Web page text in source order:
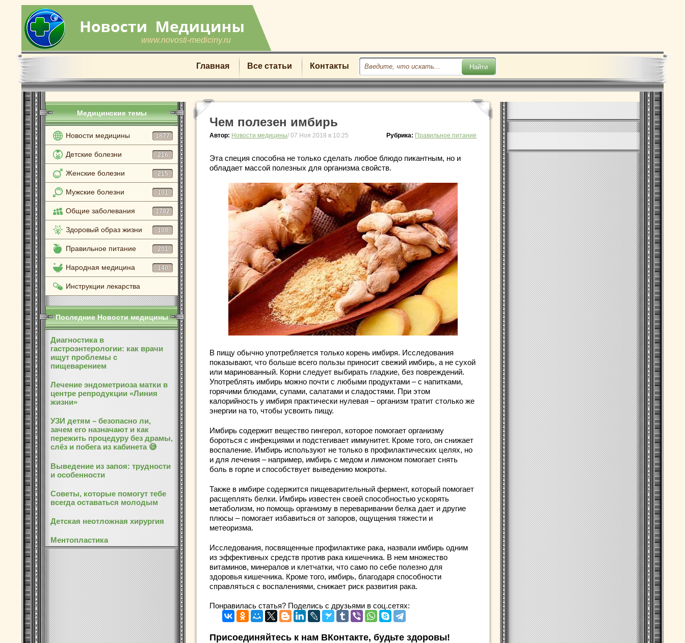
www.novosti-mediciny.ru
Главная Все статьи Контакты
Медицинские темы
Новости медицины 1877
Детские болезни 216
Женские болезни 215
Мужские болезни 101
Общие заболевания 1782
Здоровый образ жизни 108
Правильное питание 201
Народная медицина 140
Инструкции лекарства
Последние Новости медицины
Диагностика в
гастроэнтерологии: как врачи
ищут проблемы с
пищеварением
Лечение эндометриоза матки в
центре репродукции «Линия
жизни»
УЗИ детям – безопасно ли,
зачем его назначают и как
пережить процедуру без драмы,
слёз и побега из кабинета 😅
Выведение из запоя: трудности
и особенности
Советы, которые помогут тебе
всегда оставаться молодым
Детская неотложная хирургия
Ментопластика
Чем полезен имбирь
Автор: Новости медицины/ 07 Ноя 2018 в 10:25 Рубрика: Правильное питание
Эта специя способна не только сделать любое блюдо пикантным, но и
обладает массой полезных для организма свойств.
В пищу обычно употребляется только корень имбиря. Исследования
показывают, что больше всего пользы приносит свежий имбирь, а не сухой
или маринованный. Корни следует выбирать гладкие, без повреждений.
Употреблять имбирь можно почти с любыми продуктами – с напитками,
горячими блюдами, супами, салатами и сладостями. При этом
калорийность у имбиря практически нулевая – организм тратит столько же
энергии на то, чтобы усвоить пищу.
Имбирь содержит вещество гингерол, которое помогает организму
бороться с инфекциями и подстегивает иммунитет. Кроме того, он снижает
воспаление. Имбирь используют не только в профилактических целях, но
и для лечения – например, имбирь с медом и лимоном помогает снять
боль в горле и способствует выведению мокроты.
Также в имбире содержится пищеварительный фермент, который помогает
расщеплять белки. Имбирь известен своей способностью ускорять
метаболизм, но помощь организму в переваривании белка дает и другие
плюсы – помогает избавиться от запоров, ощущения тяжести и
метеоризма.
Исследования, посвященные профилактике рака, назвали имбирь одним
из эффективных средств против рака кишечника. В нем множество
витаминов, минералов и клетчатки, что само по себе полезно для
здоровья кишечника. Кроме того, имбирь, благодаря способности
справляться с воспалениями, снижает риск развития рака.
Понравилась статья? Поделись с друзьями в соц.сетях:
Присоединяйтесь к нам ВКонтакте, будьте здоровы!